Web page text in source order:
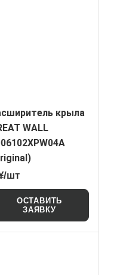
крыла
WALL
шт
ОСТАВИТЬ
ЗАЯВКУ